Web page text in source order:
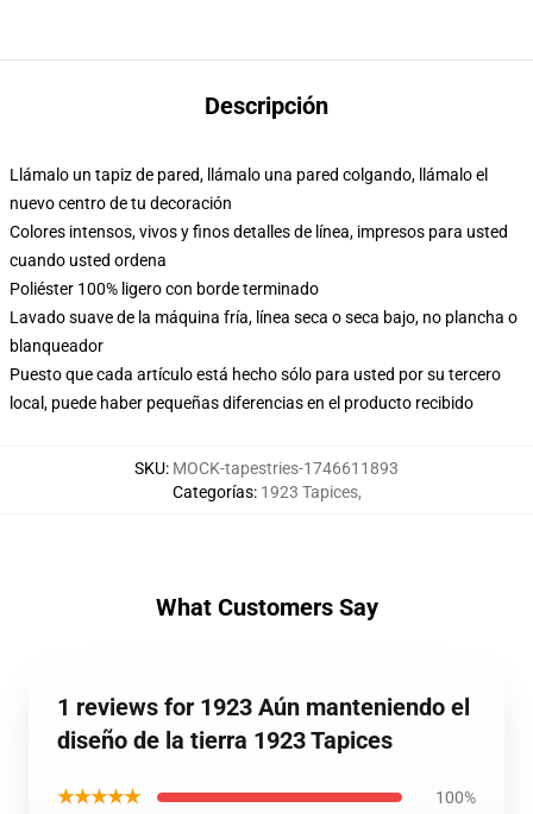
Descripción
Llámalo un tapiz de pared, llámalo una pared colgando, llámalo el
nuevo centro de tu decoración
Colores intensos, vivos y finos detalles de línea, impresos para usted
cuando usted ordena
Poliéster 100% ligero con borde terminado
Lavado suave de la máquina fría, línea seca o seca bajo, no plancha o
blanqueador
Puesto que cada artículo está hecho sólo para usted por su tercero
local, puede haber pequeñas diferencias en el producto recibido
SKU: MOCK-tapestries-1746611893
Categorías: 1923 Tapices,
What Customers Say
1 reviews for 1923 Aún manteniendo el
diseño de la tierra 1923 Tapices
★★★★★ 100%